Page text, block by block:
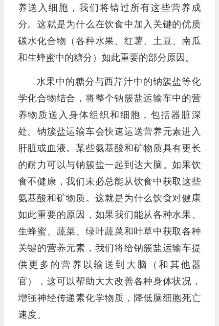
养送入细胞，我们将错过所有这些营养成
分。这就是为什么在饮食中加入关键的优质
碳水化合物（各种水果、红薯、土豆、南瓜
和生蜂蜜中的糖分）如此重要的部分原因。
水果中的糖分与西芹汁中的钠簇盐等化
学化合物结合，将整个钠簇盐运输车中的营
养物质送入身体组织和细胞，包括器脏深
处。钠簇盐运输车会快速运送营养元素进入
肝脏或血液。某些氨基酸和矿物质具有更长
的耐力可以与钠簇盐一起到达大脑。如果饮
食不健康，我们未必总能从饮食中获取这些
氨基酸和矿物质。这就是为什么饮食对健康
如此重要的原因，如果我们能从各种水果、
生蜂蜜、蔬菜、绿叶蔬菜和叶草中获取各种
关键的营养元素，我们将给钠簇盐运输车提
供更多的营养以输送到大脑（和其他器
官），这可以帮助大大改善各种身体状况，
增强神经传递素化学物质，降低脑细胞死亡
速度。